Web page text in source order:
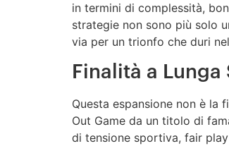
in termini di complessità,
strategie non sono più solo
via per un trionfo che duri
Finalità a Lunga
Questa espansione non è
Out Game da un titolo di
di tensione sportiva, fair